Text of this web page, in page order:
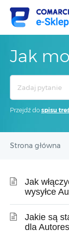
Jak
Przejdź do spisu
Strona główna
Jak
wysyłce
Jakie są
dla